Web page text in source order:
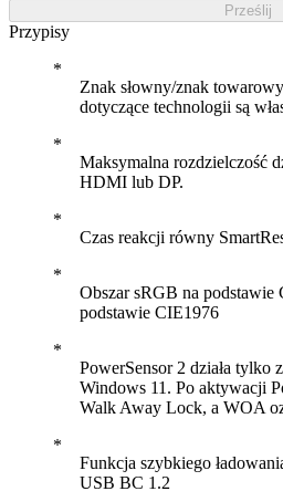
Prześlij
Przypisy
Znak słowny/znak
dotyczące technologii są
Maksymalna rozdzielczość
HDMI lub DP.
Czas reakcji równy
Obszar sRGB na podstawie
podstawie CIE1976
PowerSensor 2 działa tylko
Windows 11. Po aktywacji
Walk Away Lock, a WOA
Funkcja szybkiego
USB BC 1.2